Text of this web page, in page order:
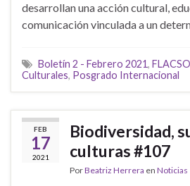
desarrollan una acción cultural,
comunicación vinculada a un
Boletín 2 - Febrero 2021,
Culturales, Posgrado Internacional
FEB
17
2021
Biodiversidad,
culturas #107
PorBeatriz Herrera en Noticias